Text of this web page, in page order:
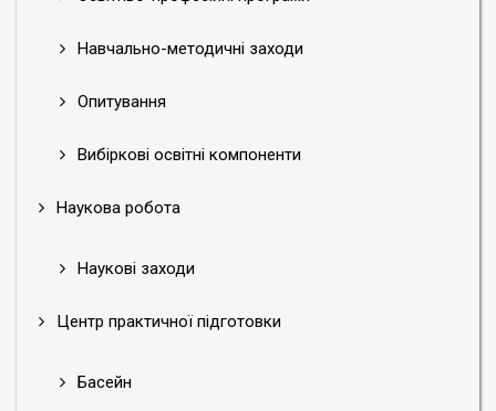
Навчально-методичні заходи
Опитування
Вибіркові освітні компоненти
Наукова робота
Наукові заходи
Центр практичної підготовки
Басейн